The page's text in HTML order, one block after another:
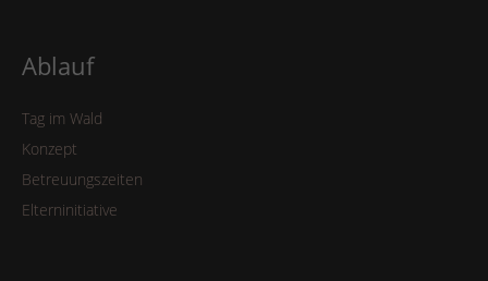
Ablauf
Tag im Wald
Konzept
Betreuungszeiten
Elterninitiative